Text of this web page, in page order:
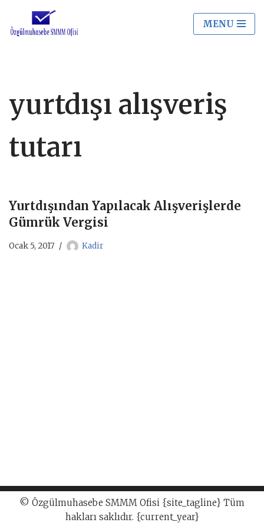
İçeriğe
MENU
yurtdışı alışveriş
tutarı
Yurtdışından Yapılacak Alışverişlerde
Gümrük Vergisi
Ocak 5, 2017 Kadir
© Özgülmuhasebe SMMM Ofisi {site_tagline} Tüm
hakları saklıdır. {current_year}